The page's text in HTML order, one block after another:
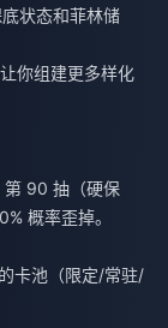
状态和菲林储
你组建更多样化
第 90 抽（硬保
概率歪掉。
卡池（限定/常驻/